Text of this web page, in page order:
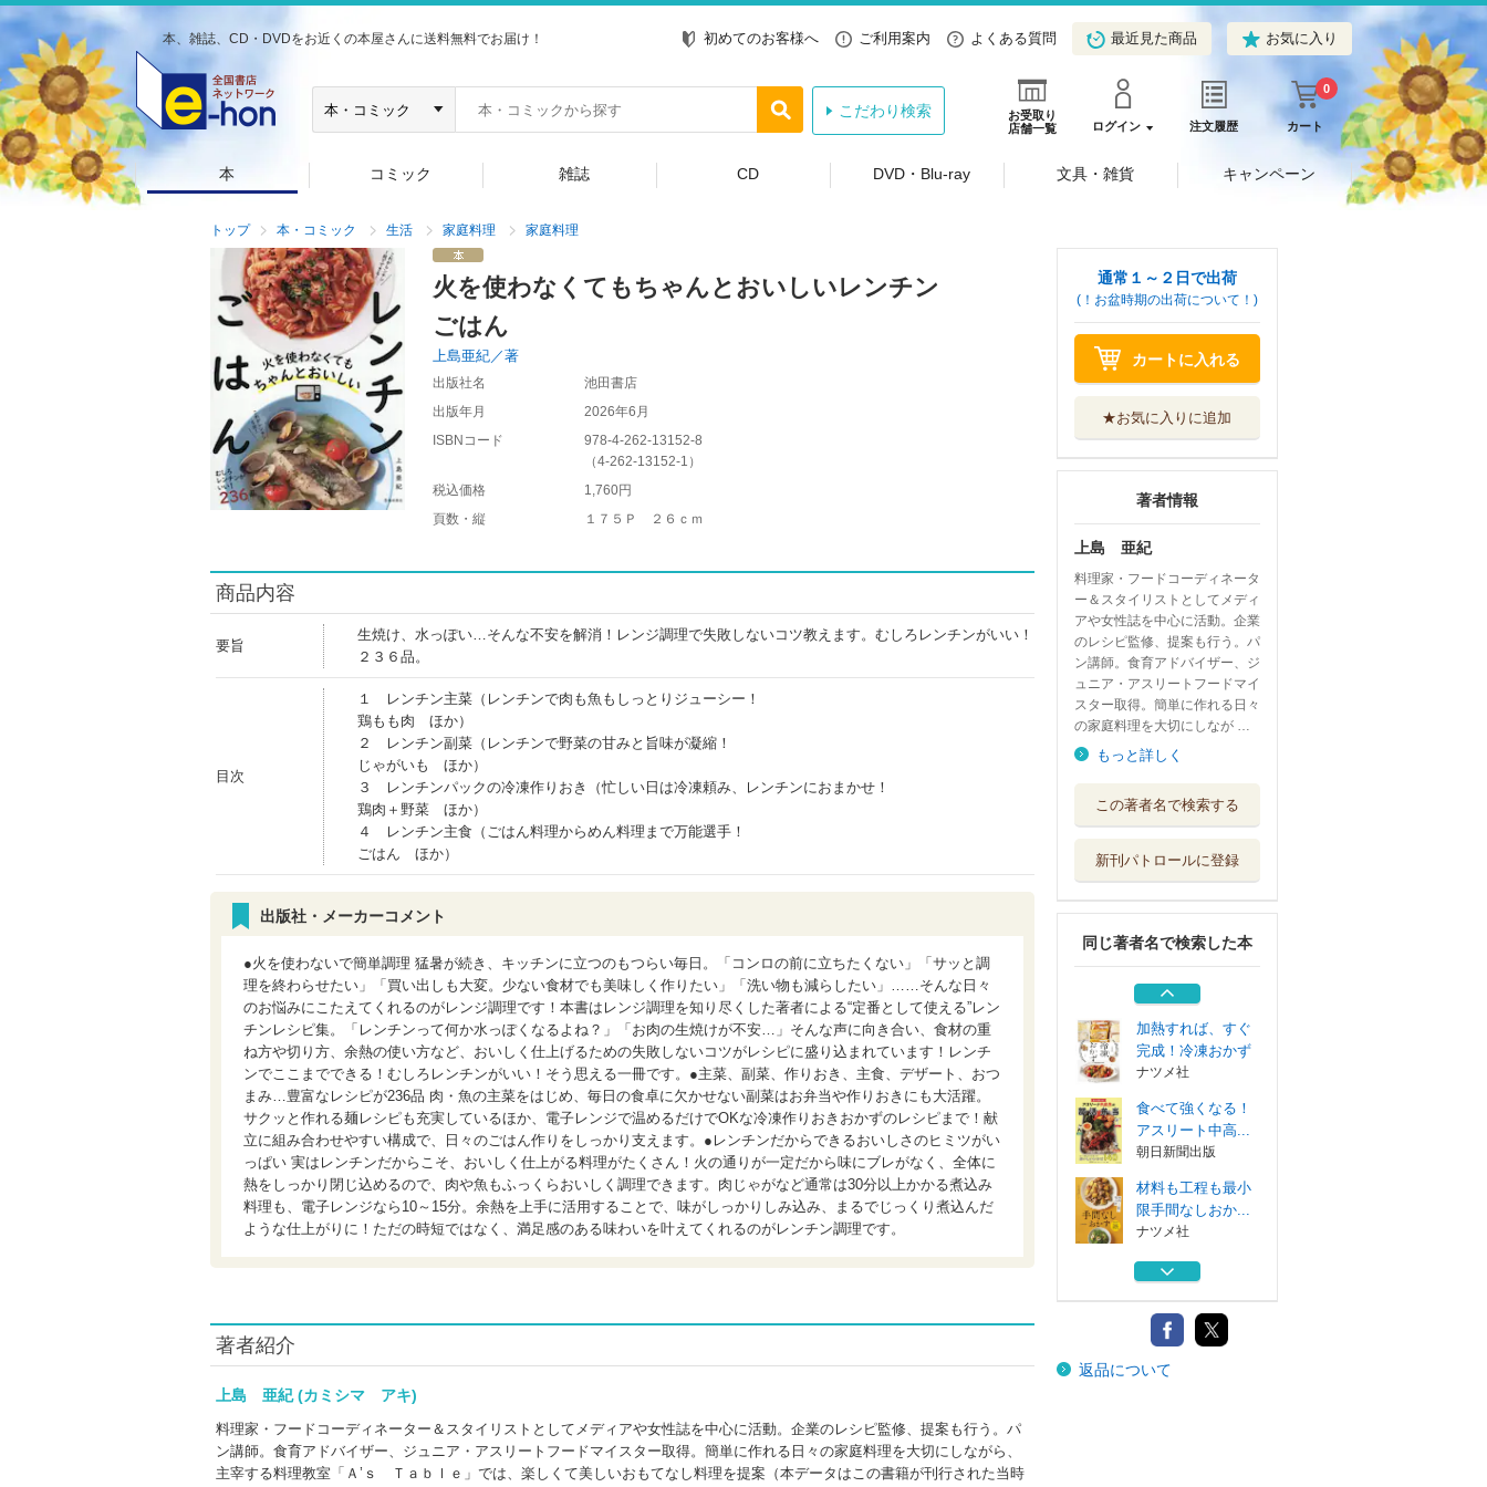
本、雑誌、CD・DVDをお近くの本屋さんに送料無料でお届け！ 初めてのお客様へ ご利用案内 よくある質問 最近見た商品 お気に入り
お受取り
店舗一覧
ログイン 注文履歴 カート
0
こだわり検索
本 コミック 雑誌 CD DVD・Blu-ray 文具・雑貨 キャンペーン
トップ 本・コミック 生活 家庭料理 家庭料理
火を使わなくてもちゃんとおいしいレンチン
ごはん
上島亜紀／著
出版社名
池田書店
出版年月
2026年6月
ISBNコード
978-4-262-13152-8
（4-262-13152-1 ）
税込価格
1,760円
頁数・縦
１７５Ｐ ２６ｃｍ
商品内容
要旨
生焼け、水っぽい…そんな不安を解消！レンジ調理で失敗しないコツ教えます。むしろレンチンがいい！
２３６品。
目次
１ レンチン主菜（レンチンで肉も魚もしっとりジューシー！
鶏もも肉 ほか）
２ レンチン副菜（レンチンで野菜の甘みと旨味が凝縮！
じゃがいも ほか）
３ レンチンパックの冷凍作りおき（忙しい日は冷凍頼み、レンチンにおまかせ！
鶏肉＋野菜 ほか）
４ レンチン主食（ごはん料理からめん料理まで万能選手！
ごはん ほか）
出版社・メーカーコメント
●火を使わないで簡単調理 猛暑が続き、キッチンに立つのもつらい毎日。「コンロの前に立ちたくない」「サッと調
理を終わらせたい」「買い出しも大変。少ない食材でも美味しく作りたい」「洗い物も減らしたい」……そんな日々
のお悩みにこたえてくれるのがレンジ調理です！本書はレンジ調理を知り尽くした著者による“定番として使える”レン
チンレシピ集。「レンチンって何か水っぽくなるよね？」「お肉の生焼けが不安…」そんな声に向き合い、食材の重
ね方や切り方、余熱の使い方など、おいしく仕上げるための失敗しないコツがレシピに盛り込まれています！レンチ
ンでここまでできる！むしろレンチンがいい！そう思える一冊です。●主菜、副菜、作りおき、主食、デザート、おつ
まみ…豊富なレシピが236品 肉・魚の主菜をはじめ、毎日の食卓に欠かせない副菜はお弁当や作りおきにも大活躍。
サクッと作れる麺レシピも充実しているほか、電子レンジで温めるだけでOKな冷凍作りおきおかずのレシピまで！献
立に組み合わせやすい構成で、日々のごはん作りをしっかり支えます。●レンチンだからできるおいしさのヒミツがい
っぱい 実はレンチンだからこそ、おいしく仕上がる料理がたくさん！火の通りが一定だから味にブレがなく、全体に
熱をしっかり閉じ込めるので、肉や魚もふっくらおいしく調理できます。肉じゃがなど通常は30分以上かかる煮込み
料理も、電子レンジなら10～15分。余熱を上手に活用することで、味がしっかりしみ込み、まるでじっくり煮込んだ
ような仕上がりに！ただの時短ではなく、満足感のある味わいを叶えてくれるのがレンチン調理です。
著者紹介
上島 亜紀 (カミシマ アキ)
料理家・フードコーディネーター＆スタイリストとしてメディアや女性誌を中心に活動。企業のレシピ監修、提案も行う。パ
ン講師。食育アドバイザー、ジュニア・アスリートフードマイスター取得。簡単に作れる日々の家庭料理を大切にしながら、
主宰する料理教室「Ａ’ｓ Ｔａｂｌｅ」では、楽しくて美しいおもてなし料理を提案（本データはこの書籍が刊行された当時
通常１～２日で出荷
(！お盆時期の出荷について！)
カートに入れる
★お気に入りに追加
著者情報
上島 亜紀
料理家・フードコーディネータ
ー＆スタイリストとしてメディ
アや女性誌を中心に活動。企業
のレシピ監修、提案も行う。パ
ン講師。食育アドバイザー、ジ
ュニア・アスリートフードマイ
スター取得。簡単に作れる日々
の家庭料理を大切にしなが …
もっと詳しく
この著者名で検索する
新刊パトロールに登録
同じ著者名で検索した本
限手間なしおか...
材料１つのお弁当
Ｇａｋｋｅｎ
はじめてのストウ
ブ 毎日のおか...
ナツメ社
加熱すれば、すぐ
完成！冷凍おかず
ナツメ社
食べて強くなる！
アスリート中高...
朝日新聞出版
材料も工程も最小
限手間なしおか...
ナツメ社
材料１つのお弁当
Ｇａｋｋｅｎ
はじめてのストウ
ブ 毎日のおか...
返品について